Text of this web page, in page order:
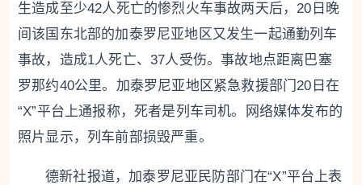
生造成至少42人死亡的惨烈火车事故两天后，20日晚
间该国东北部的加泰罗尼亚地区又发生一起通勤列车
事故，造成1人死亡、37人受伤。事故地点距离巴塞
罗那约40公里。加泰罗尼亚地区紧急救援部门20日在
“X”平台上通报称，死者是列车司机。网络媒体发布的
照片显示，列车前部损毁严重。
德新社报道，加泰罗尼亚民防部门在“X”平台上表